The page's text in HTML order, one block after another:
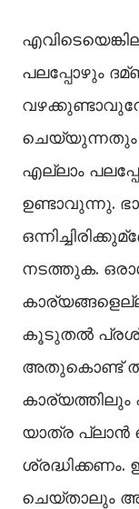
പലപ്പോഴും
ചെയ്യുന്നതും
എല്ലാം
ഉണ്ടാവുന്നു.
നടത്തുക.
കൂടുതല്‍
അതുകൊണ്ട്
കാര്യത്തിലും
യാത്ര പ്ലാന്‍
ചെയ്താലും